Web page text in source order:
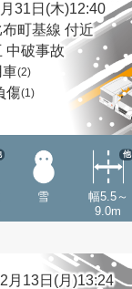
31日(木)12:40
布町基線 付近
中破事故
(2)
傷(1)
雪
幅5.5～
9.0m
他
月13日(月)13:24